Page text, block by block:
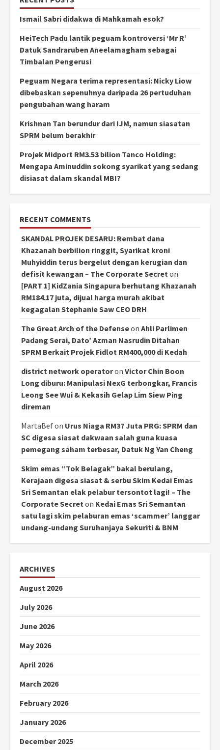
Ismail Sabri didakwa di Mahkamah esok?
HeiTech Padu lantik peguam kontroversi ‘Mr R’
Datuk Sandraruben Aneelamagham sebagai
Timbalan Pengerusi
Peguam Negara terima representasi: Nicky Liow
dibebaskan sepenuhnya daripada 26 pertuduhan
pengubahan wang haram
Krishnan Tan berundur dari IJM, namun siasatan
SPRM belum berakhir
Projek Midport RM3.53 bilion Tanco Holding:
Mengapa Aminuddin sokong syarikat yang sedang
disiasat dalam skandal MBI?
RECENT COMMENTS
SKANDAL PROJEK DESARU: Rembat dana
Khazanah berbilion ringgit, Syarikat kroni
Muhyiddin terus bergelut dengan kerugian dan
defisit kewangan – The Corporate Secret on
[PART 1] KidZania Singapura berhutang Khazanah
RM184.17 juta, dijual harga murah akibat
kegagalan Stephanie Saw CEO DRH
The Great Arch of the Defenseon Ahli Parlimen
Padang Serai, Dato’ Azman Nasrudin Ditahan
SPRM Berkait Projek Fidlot RM400,000 di Kedah
district network operatoron Victor Chin Boon
Long diburu: Manipulasi NexG terbongkar, Francis
Leong See Wui & Kekasih Gelap Lim Siew Ping
direman
MartaBefon Urus Niaga RM37 Juta PRG: SPRM dan
SC digesa siasat dakwaan salah guna kuasa
pemegang saham terbesar, Datuk Ng Yan Cheng
Skim emas “Tok Belagak” bakal berulang,
Kerajaan digesa siasat & serbu Skim Kedai Emas
Sri Semantan elak pelabur tersontot lagi! – The
Corporate Secret on Kedai Emas Sri Semantan
satu lagi skim pelaburan emas ‘scammer’ langgar
undang-undang Suruhanjaya Sekuriti & BNM
ARCHIVES
August 2026
July 2026
June 2026
May 2026
April 2026
March 2026
February 2026
January 2026
December 2025